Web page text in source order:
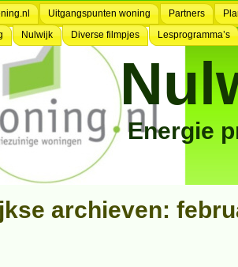
Uitgangspunten woning Partners
Nulwijk Diverse filmpjes Lesprogramma’s
Energie
archieven: